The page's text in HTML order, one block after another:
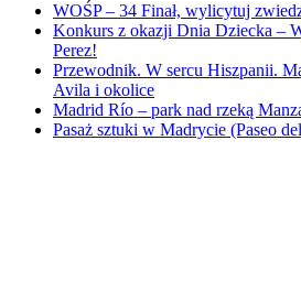
WOŚP – 34 Finał, wylicytuj
Konkurs z okazji Dnia Dziecka –
Perez!
Przewodnik. W sercu Hiszpanii.
Avila i okolice
Madrid Río – park nad rzeką
Pasaż sztuki w Madrycie (Paseo